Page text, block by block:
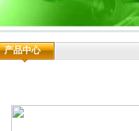
产品中心